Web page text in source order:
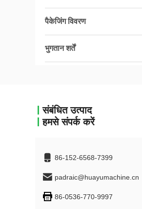
पैकेजिंग विवरण
भुगतान शर्तें
संबंधित उत्पाद
हमसे संपर्क करें
86-152-6568-7399
padraic@huayumachine.cn
86-0536-770-9997